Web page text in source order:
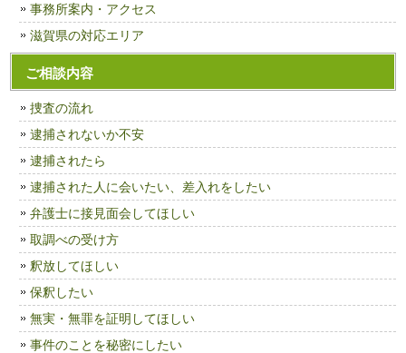
事務所案内・アクセス
滋賀県の対応エリア
ご相談内容
捜査の流れ
逮捕されないか不安
逮捕されたら
逮捕された人に会いたい、差入れをしたい
弁護士に接見面会してほしい
取調べの受け方
釈放してほしい
保釈したい
無実・無罪を証明してほしい
事件のことを秘密にしたい